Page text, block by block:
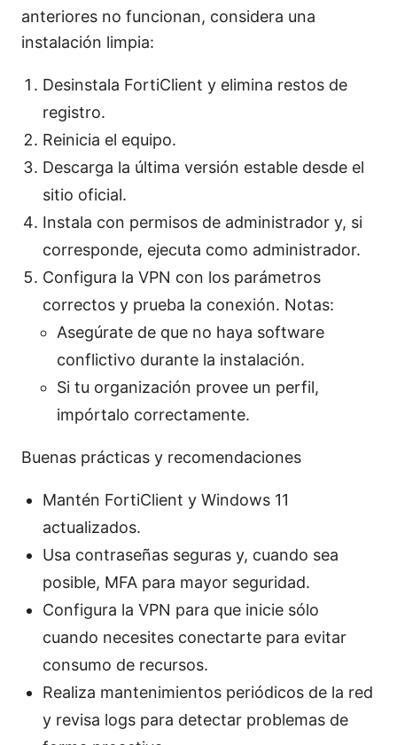
anteriores no funcionan, considera una
instalación limpia:
Desinstala FortiClient y elimina restos de
registro.
Reinicia el equipo.
Descarga la última versión estable desde el
sitio oficial.
Instala con permisos de administrador y, si
corresponde, ejecuta como administrador.
Configura la VPN con los parámetros
correctos y prueba la conexión. Notas:
Asegúrate de que no haya software
conflictivo durante la instalación.
Si tu organización provee un perfil,
impórtalo correctamente.
Buenas prácticas y recomendaciones
Mantén FortiClient y Windows 11
actualizados.
Usa contraseñas seguras y, cuando sea
posible, MFA para mayor seguridad.
Configura la VPN para que inicie sólo
cuando necesites conectarte para evitar
consumo de recursos.
Realiza mantenimientos periódicos de la red
y revisa logs para detectar problemas de